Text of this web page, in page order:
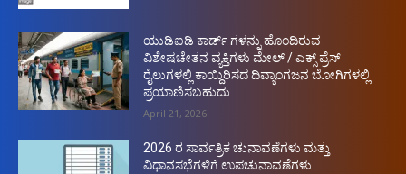
ಯುಡಿಐಡಿ ಕಾರ್ಡ್ ಗಳನ್ನು ಹೊಂದಿರುವ
ವಿಶೇಷಚೇತನ ವ್ಯಕ್ತಿಗಳು ಮೇಲ್ / ಎಕ್ಸ್ ಪ್ರೆಸ್
ರೈಲುಗಳಲ್ಲಿ ಕಾಯ್ದಿರಿಸದ ದಿವ್ಯಾಂಗಜನ ಬೋಗಿಗಳಲ್ಲಿ
ಪ್ರಯಾಣಿಸಬಹುದು
April 21, 2026
2026 ರ ಸಾರ್ವತ್ರಿಕ ಚುನಾವಣೆಗಳು ಮತ್ತು
ವಿಧಾನಸಭೆಗಳಿಗೆ ಉಪಚುನಾವಣೆಗಳು